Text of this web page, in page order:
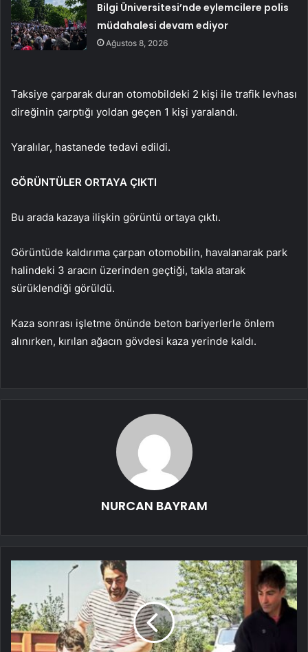
Bilgi Üniversitesi’nde eylemcilere polis
müdahalesi devam ediyor
Ağustos 8, 2026
Taksiye çarparak duran otomobildeki 2 kişi ile trafik levhası
direğinin çarptığı yoldan geçen 1 kişi yaralandı.
Yaralılar, hastanede tedavi edildi.
GÖRÜNTÜLER ORTAYA ÇIKTI
Bu arada kazaya ilişkin görüntü ortaya çıktı.
Görüntüde kaldırıma çarpan otomobilin, havalanarak park
halindeki 3 aracın üzerinden geçtiği, takla atarak
sürüklendiği görüldü.
Kaza sonrası işletme önünde beton bariyerlerle önlem
alınırken, kırılan ağacın gövdesi kaza yerinde kaldı.
NURCAN BAYRAM